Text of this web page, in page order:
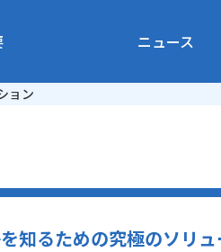
ニュース
ョン
知るための究極のソリ